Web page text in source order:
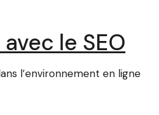
le SEO
l’environnement en ligne